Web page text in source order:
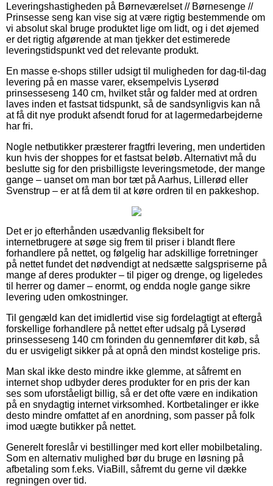
Leveringshastigheden på Børneværelset // Børnesenge //
Prinsesse seng kan vise sig at være rigtig bestemmende om
vi absolut skal bruge produktet lige om lidt, og i det øjemed
er det rigtig afgørende at man tjekker det estimerede
leveringstidspunkt ved det relevante produkt.
En masse e-shops stiller udsigt til muligheden for dag-til-dag
levering på en masse varer, eksempelvis Lyserød
prinsesseseng 140 cm, hvilket står og falder med at ordren
laves inden et fastsat tidspunkt, så de sandsynligvis kan nå
at få dit nye produkt afsendt forud for at lagermedarbejderne
har fri.
Nogle netbutikker præsterer fragtfri levering, men undertiden
kun hvis der shoppes for et fastsat beløb. Alternativt må du
beslutte sig for den prisbilligste leveringsmetode, der mange
gange – uanset om man bor tæt på Aarhus, Lillerød eller
Svenstrup – er at få dem til at køre ordren til en pakkeshop.
Det er jo efterhånden usædvanlig fleksibelt for
internetbrugere at søge sig frem til priser i blandt flere
forhandlere på nettet, og følgelig har adskillige forretninger
på nettet fundet det nødvendigt at nedsætte salgspriserne på
mange af deres produkter – til piger og drenge, og ligeledes
til herrer og damer – enormt, og endda nogle gange sikre
levering uden omkostninger.
Til gengæld kan det imidlertid vise sig fordelagtigt at eftergå
forskellige forhandlere på nettet efter udsalg på Lyserød
prinsesseseng 140 cm forinden du gennemfører dit køb, så
du er usvigeligt sikker på at opnå den mindst kostelige pris.
Man skal ikke desto mindre ikke glemme, at såfremt en
internet shop udbyder deres produkter for en pris der kan
ses som uforståeligt billig, så er det ofte være en indikation
på en snydagtig internet virksomhed. Kortbetalinger er ikke
desto mindre omfattet af en anordning, som passer på folk
imod uægte butikker på nettet.
Generelt foreslår vi bestillinger med kort eller mobilbetaling.
Som en alternativ mulighed bør du bruge en løsning på
afbetaling som f.eks. ViaBill, såfremt du gerne vil dække
regningen over tid.